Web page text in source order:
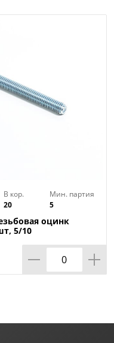
В кор.
20
Мин. партия
5
оцинк
5/10